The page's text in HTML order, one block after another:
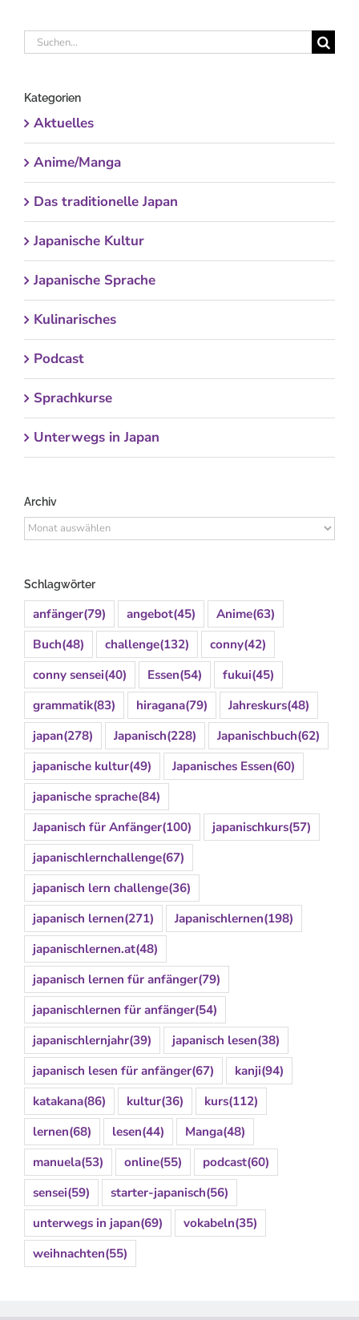
Suche
Kategorien
Aktuelles
Anime/Manga
Das traditionelle Japan
Japanische Kultur
Japanische Sprache
Kulinarisches
Podcast
Sprachkurse
Unterwegs in Japan
Archiv
Archiv
Schlagwörter
anfänger(79) angebot(45) Anime(63)
Buch(48) challenge(132) conny(42)
conny sensei(40) Essen(54) fukui(45)
grammatik(83) hiragana(79) Jahreskurs(48)
japan(278) Japanisch(228) Japanischbuch(62)
japanische kultur(49) Japanisches Essen(60)
japanische sprache(84)
Japanisch für Anfänger(100) japanischkurs(57)
japanischlernchallenge(67)
japanisch lern challenge(36)
japanisch lernen(271) Japanischlernen(198)
japanischlernen.at(48)
japanisch lernen für anfänger(79)
japanischlernen für anfänger(54)
japanischlernjahr(39) japanisch lesen(38)
japanisch lesen für anfänger(67) kanji(94)
katakana(86) kultur(36) kurs(112)
lernen(68) lesen(44) Manga(48)
manuela(53) online(55) podcast(60)
sensei(59) starter-japanisch(56)
unterwegs in japan(69) vokabeln(35)
weihnachten(55)